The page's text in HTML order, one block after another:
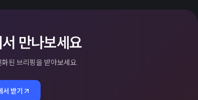
만나보세요
된 브리핑을 받아보세요.
받기